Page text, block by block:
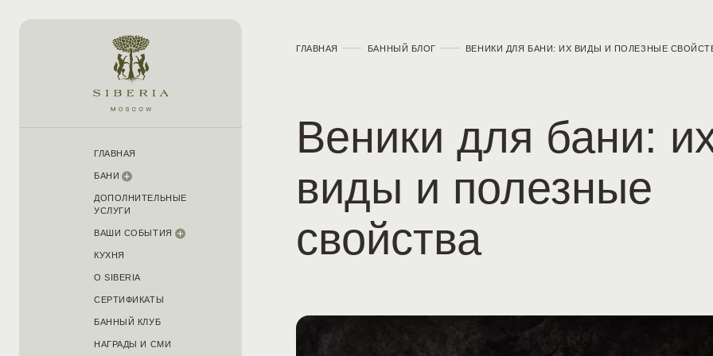
ГЛАВНАЯ
БАНИ
ДОПОЛНИТЕЛЬНЫЕ
УСЛУГИ
ВАШИ СОБЫТИЯ
КУХНЯ
О SIBERIA
СЕРТИФИКАТЫ
БАННЫЙ КЛУБ
НАГРАДЫ И СМИ
ГЛАВНАЯ БАННЫЙ БЛОГ ВЕНИКИ ДЛЯ БАНИ: ИХ ВИДЫ И ПОЛЕЗНЫЕ
Веники для бани:
виды и полезные
свойства